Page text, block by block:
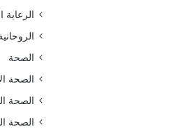
الرعاية
الصحة
الصحة
الصحة
الصحة